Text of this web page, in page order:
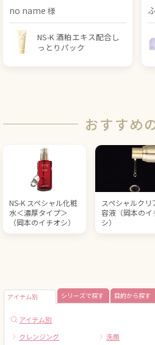
no name
NS-K 酒粕エキス配合し
っとりパック
おすすめ
NS-K スペシャル化粧
水＜濃厚タイプ＞
（岡本のイチオシ）
スペシャルクリ
容液（岡本のイ
シ）
アイテム別 シリーズで探す 目的から探す
アイテム別
クレンジング
洗顔